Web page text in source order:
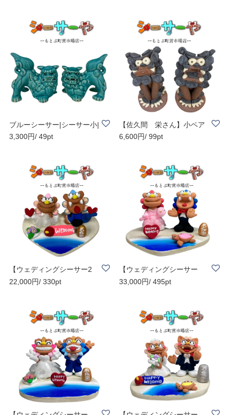
ブルーシーサー|シーサー小|
トルコ青|宮..
3,300円/ 49pt
【佐久間 栄さん】小ペア
（立）|糸満工..
6,600円/ 99pt
【ウェディングシーサー2
5】貰って嬉しい..
22,000円/ 330pt
【ウェディングシーサー
スペシャル6】..
33,000円/ 495pt